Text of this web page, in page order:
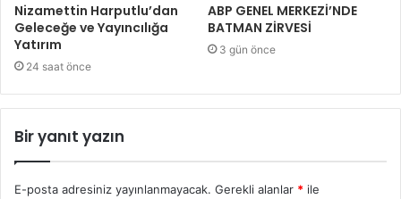
Nizamettin Harputlu’dan
Geleceğe ve Yayıncılığa
Yatırım
24 saat önce
ABP GENEL MERKEZİ’NDE
BATMAN ZİRVESİ
3 gün önce
Bir yanıt yazın
E-posta adresiniz yayınlanmayacak. Gerekli alanlar * ile